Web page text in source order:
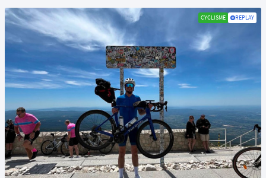
CYCLISME REPLAY